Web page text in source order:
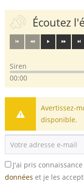
Écoutez
Siren
00:00
Avertissez-
disponible.
J'ai pris
données et je les